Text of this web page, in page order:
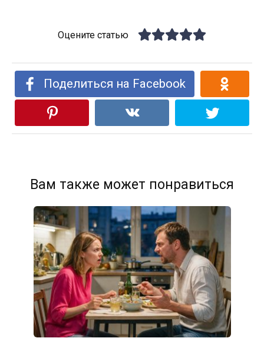
Оцените статью
Поделиться на Facebook
Вам также может понравиться